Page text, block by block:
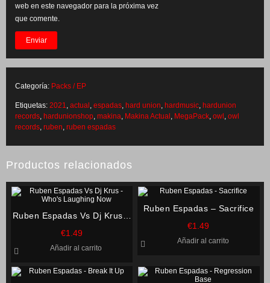
web en este navegador para la próxima vez
que comente.
Categoría: Packs / EP
Etiquetas: 2021 actual espadas hard union hardmusic hardunion
records hardunionshop makina Makina Actual MegaPack owl owl
records ruben ruben espadas
Productos relacionados
Ruben Espadas Vs Dj Krus –
Who’s Laughing Now
€1.49
Añadir al carrito
Ruben Espadas – Sacrifice
€1.49
Añadir al carrito